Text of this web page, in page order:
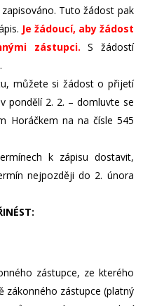
Tuto žádost pak
Je žádoucí, aby žádost
zástupci. S žádostí
můžete si žádost o přijetí
pondělí 2. 2. – domluvte se
Horáčkem na na čísle 545
k zápisu dostavit,
nejpozději do 2. února
zástupce, ze kterého
zástupce (platný